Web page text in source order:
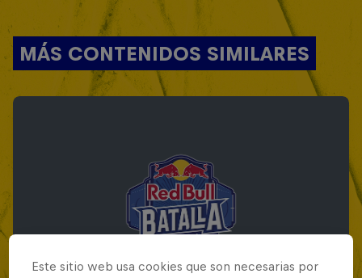
MÁS CONTENIDOS SIMILARES
Este sitio web usa cookies que son necesarias por